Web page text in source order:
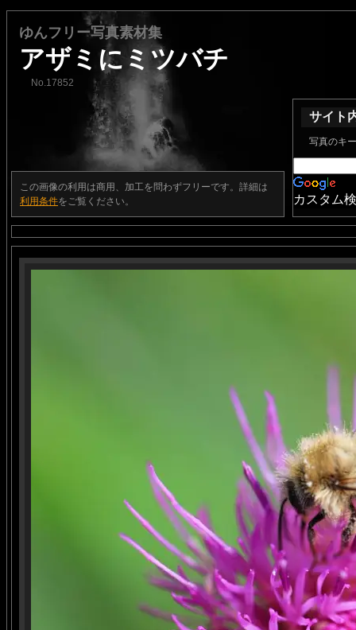
ゆんフリー写真素材集
アザミにミツバチ
No.17852
この画像の利用は商用、加工を問わずフリーです。詳細は
利用条件をご覧ください。
サイト
写真のキ
カスタム